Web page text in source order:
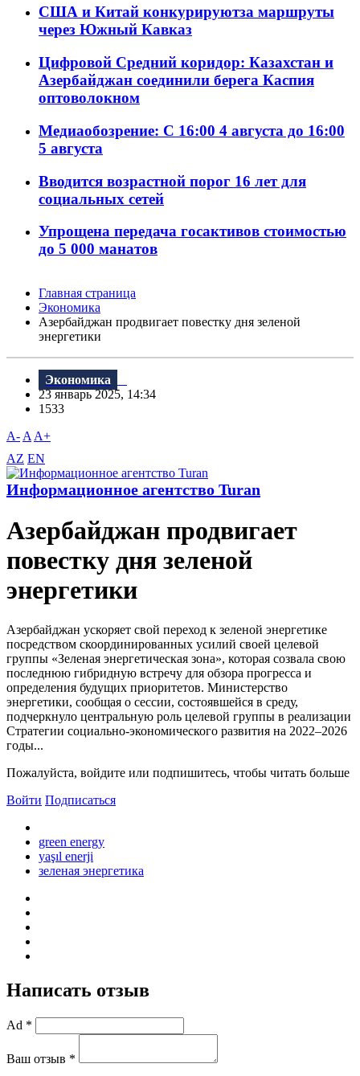
США и Китай конкурируютза маршруты
через Южный Кавказ
Цифровой Средний коридор: Казахстан и
Азербайджан соединили берега Каспия
оптоволокном
Медиаобозрение: С 16:00 4 августа до 16:00
5 августа
Вводится возрастной порог 16 лет для
социальных сетей
Упрощена передача госактивов стоимостью
до 5 000 манатов
Главная страница
Экономика
Азербайджан продвигает повестку дня зеленой
энергетики
Экономика
23 январь 2025, 14:34
1533
A- A A+
AZ EN
Информационное агентство Turan
Азербайджан продвигает
повестку дня зеленой
энергетики
Азербайджан ускоряет свой переход к зеленой энергетике
посредством скоординированных усилий своей целевой
группы «Зеленая энергетическая зона», которая созвала свою
последнюю гибридную встречу для обзора прогресса и
определения будущих приоритетов. Министерство
энергетики, сообщая о сессии, состоявшейся в среду,
подчеркнуло центральную роль целевой группы в реализации
Стратегии социально-экономического развития на 2022–2026
годы...
Пожалуйста, войдите или подпишитесь, чтобы читать больше
Войти Подписаться
green energy
yaşıl enerji
зеленая энергетика
Написать отзыв
Ad *
Ваш отзыв *